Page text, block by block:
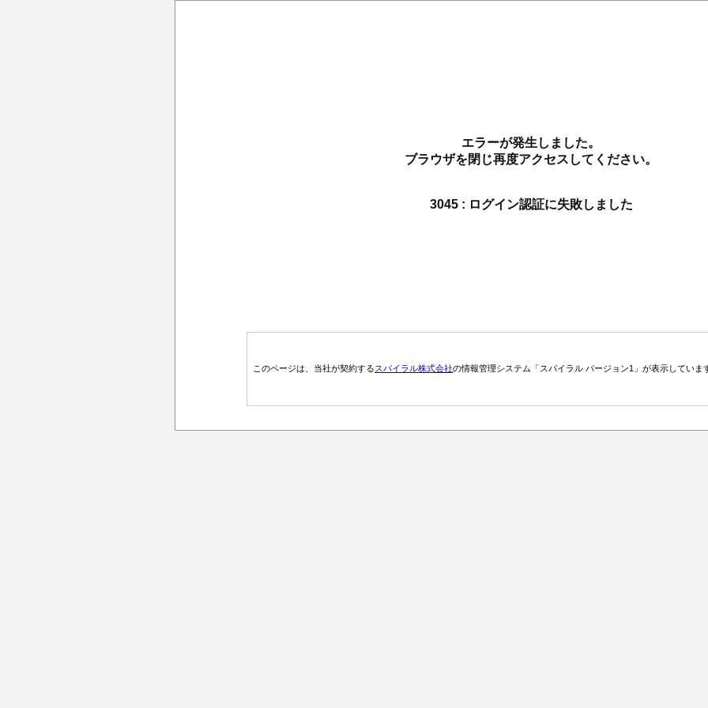
エラーが発生しました。
ブラウザを閉じ再度アクセスしてください。
3045 : ログイン認証に失敗しました
このページは、当社が契約するスパイラル株式会社の情報管理システム「スパイラル バージョン1」が表示していま